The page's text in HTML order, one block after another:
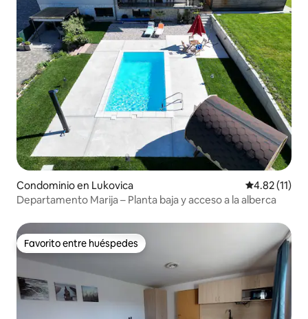
Condominio en Lukovica Calificación
4.82 (11)
Departamento Marija – Planta baja y acceso a la alberca
Favorito entre huéspedes
Favorito entre huéspedes